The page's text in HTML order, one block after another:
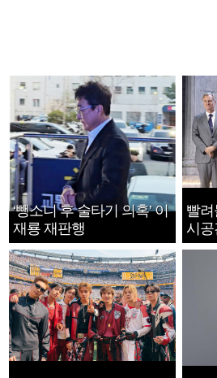
‘뺑소니 후 술타기 의혹’ 이
재룡 재판행
빨
시
지는